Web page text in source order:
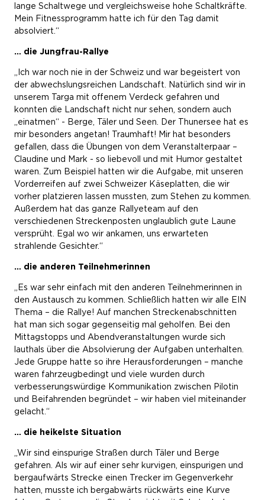
lange Schaltwege und vergleichsweise hohe Schaltkräfte.
Mein Fitnessprogramm hatte ich für den Tag damit
absolviert.“
… die Jungfrau-Rallye
„Ich war noch nie in der Schweiz und war begeistert von
der abwechslungsreichen Landschaft. Natürlich sind wir in
unserem Targa mit offenem Verdeck gefahren und
konnten die Landschaft nicht nur sehen, sondern auch
„einatmen“ - Berge, Täler und Seen. Der Thunersee hat es
mir besonders angetan! Traumhaft! Mir hat besonders
gefallen, dass die Übungen von dem Veranstalterpaar –
Claudine und Mark - so liebevoll und mit Humor gestaltet
waren. Zum Beispiel hatten wir die Aufgabe, mit unseren
Vorderreifen auf zwei Schweizer Käseplatten, die wir
vorher platzieren lassen mussten, zum Stehen zu kommen.
Außerdem hat das ganze Rallyeteam auf den
verschiedenen Streckenposten unglaublich gute Laune
versprüht. Egal wo wir ankamen, uns erwarteten
strahlende Gesichter.“
… die anderen Teilnehmerinnen
„Es war sehr einfach mit den anderen Teilnehmerinnen in
den Austausch zu kommen. Schließlich hatten wir alle EIN
Thema – die Rallye! Auf manchen Streckenabschnitten
hat man sich sogar gegenseitig mal geholfen. Bei den
Mittagstopps und Abendveranstaltungen wurde sich
lauthals über die Absolvierung der Aufgaben unterhalten.
Jede Gruppe hatte so ihre Herausforderungen – manche
waren fahrzeugbedingt und viele wurden durch
verbesserungswürdige Kommunikation zwischen Pilotin
und Beifahrenden begründet – wir haben viel miteinander
gelacht.“
… die heikelste Situation
„Wir sind einspurige Straßen durch Täler und Berge
gefahren. Als wir auf einer sehr kurvigen, einspurigen und
bergaufwärts Strecke einen Trecker im Gegenverkehr
hatten, musste ich bergabwärts rückwärts eine Kurve